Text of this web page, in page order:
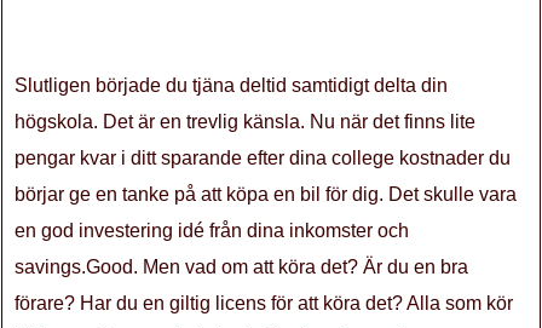
Slutligen började du tjäna deltid samtidigt delta din
högskola. Det är en trevlig känsla. Nu när det finns lite
pengar kvar i ditt sparande efter dina college kostnader du
börjar ge en tanke på att köpa en bil för dig. Det skulle vara
en god investering idé från dina inkomster och
savings.Good. Men vad om att köra det? Är du en bra
förare? Har du en giltig licens för att köra det? Alla som kör